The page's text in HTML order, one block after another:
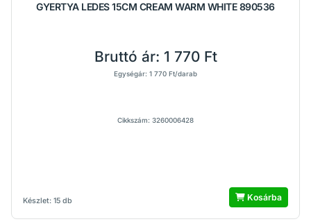
GYERTYA LEDES 15CM CREAM WARM WHITE 890536
Készlet: 15 db
Bruttó ár: 1 770 Ft
Egységár: 1 770 Ft/darab
Cikkszám: 3260006428
Kosárba